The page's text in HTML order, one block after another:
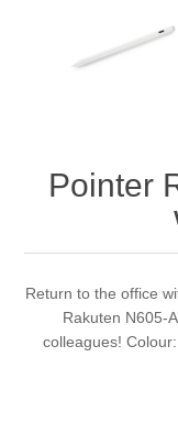
Pointer
Return to the office
Rakuten N605-
colleagues!